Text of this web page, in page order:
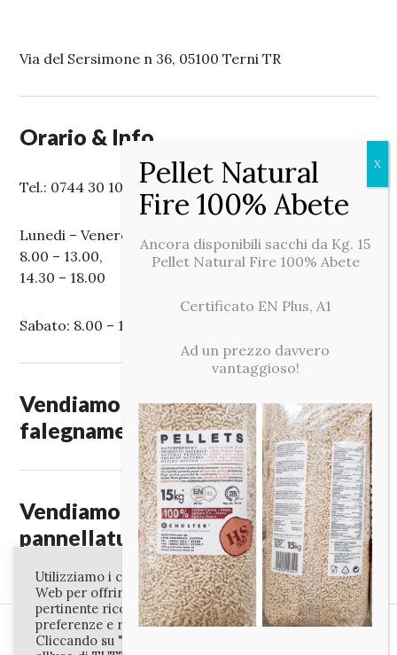
Via del Sersimone n 36, 05100 Terni TR
Orario & Info
Tel.: 0744 30 10 50
Lunedi – Venerdi:
8.00 – 13.00,
14.30 – 18.00
Sabato: 8.00 – 12.00
Vendiamo legnami per edilizia,
falegnameria e fai da te.
Vendiamo legnami, paleria,
pannellature, pellet, impregnanti e
ferramenta.
Vieni a trovarci o contattaci al Numero:
0744/301050 o all' indirizzo e-mail:
Utilizziamo i cookie sul nostro sito
Web per offrirti l'esperienza più
pertinente ricordando le tue
preferenze e ripetendo le visite.
Cliccando su "Accetta", acconsenti
Ancora disponibili sacchi da Kg. 15
Pellet Natural Fire 100% Abete
Certificato EN Plus, A1
Ad un prezzo davvero
vantaggioso!